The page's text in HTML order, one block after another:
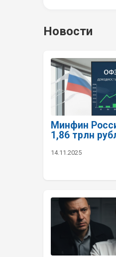
Новости
Минфин
1,86 трлн
14.11.2025